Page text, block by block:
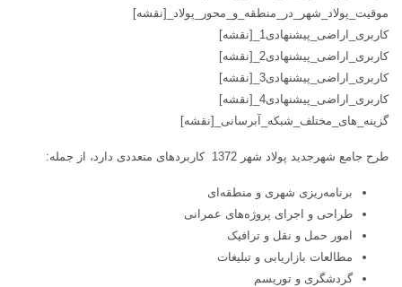
موقیت_پولاد_شهر_در_منطقه_و_محور_پولاد_[نقشه]
کاربری_اراضی_پیشنهادی1_[نقشه]
کاربری_اراضی_پیشنهادی2_[نقشه]
کاربری_اراضی_پیشنهادی3_[نقشه]
کاربری_اراضی_پیشنهادی4_[نقشه]
گزینه_های_مختلف_شبکه_آبرسانی_[نقشه]
طرح جامع شهرجدید پولاد شهر 1372 کاربردهای متعددی دارد، از جمله:
برنامه‌ریزی شهری و منطقه‌ای
طراحی و اجرای پروژه‌های عمرانی
امور حمل و نقل و ترافیک
مطالعات بازاریابی و تبلیغات
گردشگری و توریسم